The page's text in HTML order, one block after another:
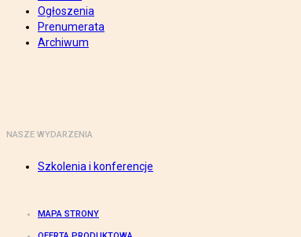
Ogłoszenia
Prenumerata
Archiwum
NASZE WYDARZENIA
Szkolenia i konferencje
MAPA STRONY